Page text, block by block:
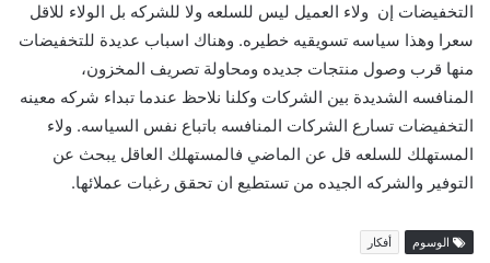
التخفيضات إن ولاء العميل ليس للسلعه ولا للشركه بل الولاء للاقل
سعرا وهذا سياسه تسويقيه خطيره. وهناك اسباب عديدة للتخفيضات
منها قرب وصول منتجات جديده ومحاولة تصريف المخزون،
المنافسه الشديدة بين الشركات وكلنا نلاحظ عندما تبداء شركه معينه
التخفيضات تسارع الشركات المنافسه باتباع نفس السياسه. ولاء
المستهلك للسلعه قل عن الماضي فالمستهلك العاقل يبحث عن
التوفير والشركه الجيده من تستطيع ان تحقق رغبات عملائها.
الوسوم أفكار